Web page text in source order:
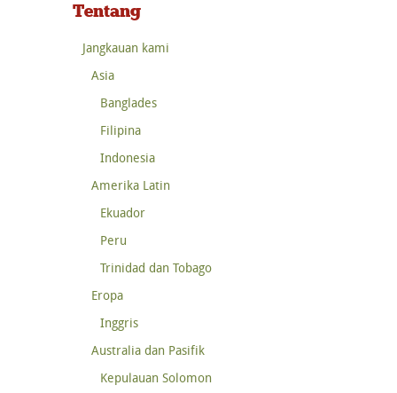
Tentang
Jangkauan kami
Asia
Banglades
Filipina
Indonesia
Amerika Latin
Ekuador
Peru
Trinidad dan Tobago
Eropa
Inggris
Australia dan Pasifik
Kepulauan Solomon